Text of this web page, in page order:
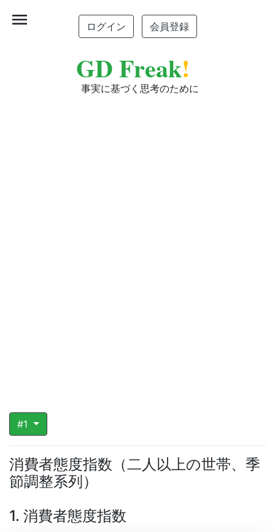
ログイン 会員登録
GD Freak!
事実に基づく思考のために
menu
#1
消費者態度指数（二人以上の世帯、季
節調整系列）
1. 消費者態度指数